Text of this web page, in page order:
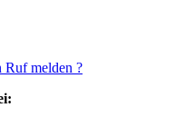
Ruf melden ?